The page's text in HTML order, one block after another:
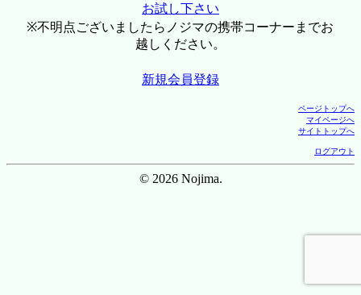
お試し下さい
※不明点ございましたらノジマの携帯コーナーまでお
越しください。
新規会員登録
ページトップへ
マイページへ
サイトトップへ
ログアウト
© 2026 Nojima.